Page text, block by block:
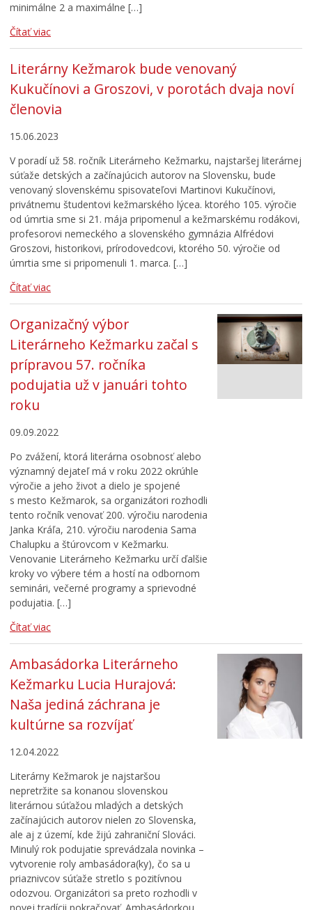
minimálne 2 a maximálne […]
Čítať viac
Literárny Kežmarok bude venovaný
Kukučínovi a Groszovi, v porotách dvaja noví
členovia
15.06.2023
V poradí už 58. ročník Literárneho Kežmarku, najstaršej literárnej
súťaže detských a začínajúcich autorov na Slovensku, bude
venovaný slovenskému spisovateľovi Martinovi Kukučínovi,
privátnemu študentovi kežmarského lýcea. ktorého 105. výročie
od úmrtia sme si 21. mája pripomenul a kežmarskému rodákovi,
profesorovi nemeckého a slovenského gymnázia Alfrédovi
Groszovi, historikovi, prírodovedcovi, ktorého 50. výročie od
úmrtia sme si pripomenuli 1. marca. […]
Čítať viac
Organizačný výbor
Literárneho Kežmarku začal s
prípravou 57. ročníka
podujatia už v januári tohto
roku
09.09.2022
Po zvážení, ktorá literárna osobnosť alebo
významný dejateľ má v roku 2022 okrúhle
výročie a jeho život a dielo je spojené
s mesto Kežmarok, sa organizátori rozhodli
tento ročník venovať 200. výročiu narodenia
Janka Kráľa, 210. výročiu narodenia Sama
Chalupku a štúrovcom v Kežmarku.
Venovanie Literárneho Kežmarku určí ďalšie
kroky vo výbere tém a hostí na odbornom
seminári, večerné programy a sprievodné
podujatia. […]
Čítať viac
Ambasádorka Literárneho
Kežmarku Lucia Hurajová:
Naša jediná záchrana je
kultúrne sa rozvíjať
12.04.2022
Literárny Kežmarok je najstaršou
nepretržite sa konanou slovenskou
literárnou súťažou mladých a detských
začínajúcich autorov nielen zo Slovenska,
ale aj z území, kde žijú zahraniční Slováci.
Minulý rok podujatie sprevádzala novinka –
vytvorenie roly ambasádora(ky), čo sa u
priaznivcov súťaže stretlo s pozitívnou
odozvou. Organizátori sa preto rozhodli v